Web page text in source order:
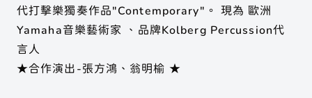
代打擊樂獨奏作品"Contemporary"。 現為 歐洲
Yamaha音樂藝術家 、品牌Kolberg Percussion代
言人
★合作演出-張方鴻、翁明榆 ★